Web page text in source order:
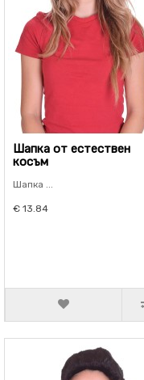
Шапка от естествен
косъм
Шапка ...
€ 13.84